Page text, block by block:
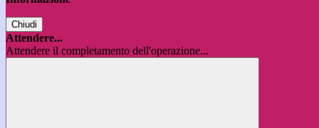
Chiudi
Attendere...
Attendere il completamento dell'operazione...